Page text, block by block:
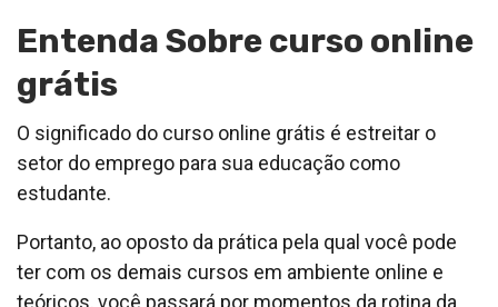
Entenda Sobre curso online
grátis
O significado do curso online grátis é estreitar o
setor do emprego para sua educação como
estudante.
Portanto, ao oposto da prática pela qual você pode
ter com os demais cursos em ambiente online e
teóricos, você passará por momentos da rotina da